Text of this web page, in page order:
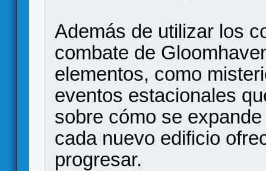
Además de utilizar los
combate de
elementos, como
eventos estacionales
sobre cómo se
cada nuevo edificio
progresar.